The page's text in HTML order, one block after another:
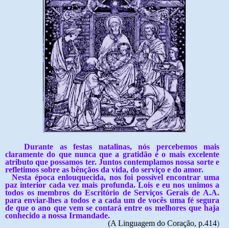
Durante as festas natalinas, nós percebemos mais
claramente do que nunca que a gratidão é o mais excelente
atributo que possamos ter. Juntos contemplamos nossa sorte e
refletimos sobre as bênçãos da vida, do serviço e do amor.
Nesta época enlouquecida, nos foi possível encontrar uma
paz interior cada vez mais profunda. Lois e eu nos unimos a
todos os membros do Escritório de Serviços Gerais de A.A.
para enviar-lhes a todos e a cada um de vocês uma fé segura
de que o ano que vem se contará entre os melhores que haja
conhecido a nossa Irmandade.
(A Linguagem do Coração, p.414)